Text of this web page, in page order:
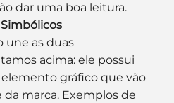
dar uma boa leitura.
une as duas
acima: ele possui
gráfico que vão
marca. Exemplos de